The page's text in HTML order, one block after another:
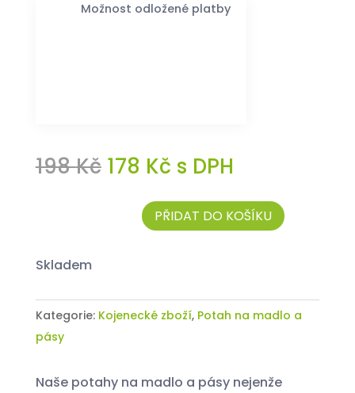
Možnost odložené platby
198Kč Původní
byla:
198 Kč.
178 KčAktuální
je:
178 Kč.
s DPH
madlo
pásy
„Lapač
množství
PŘIDAT DO KOŠÍKU
skladem
Kategorie: Kojenecké zboží, Potah na madlo a
pásy
Naše potahy na madlo a pásy nejenže